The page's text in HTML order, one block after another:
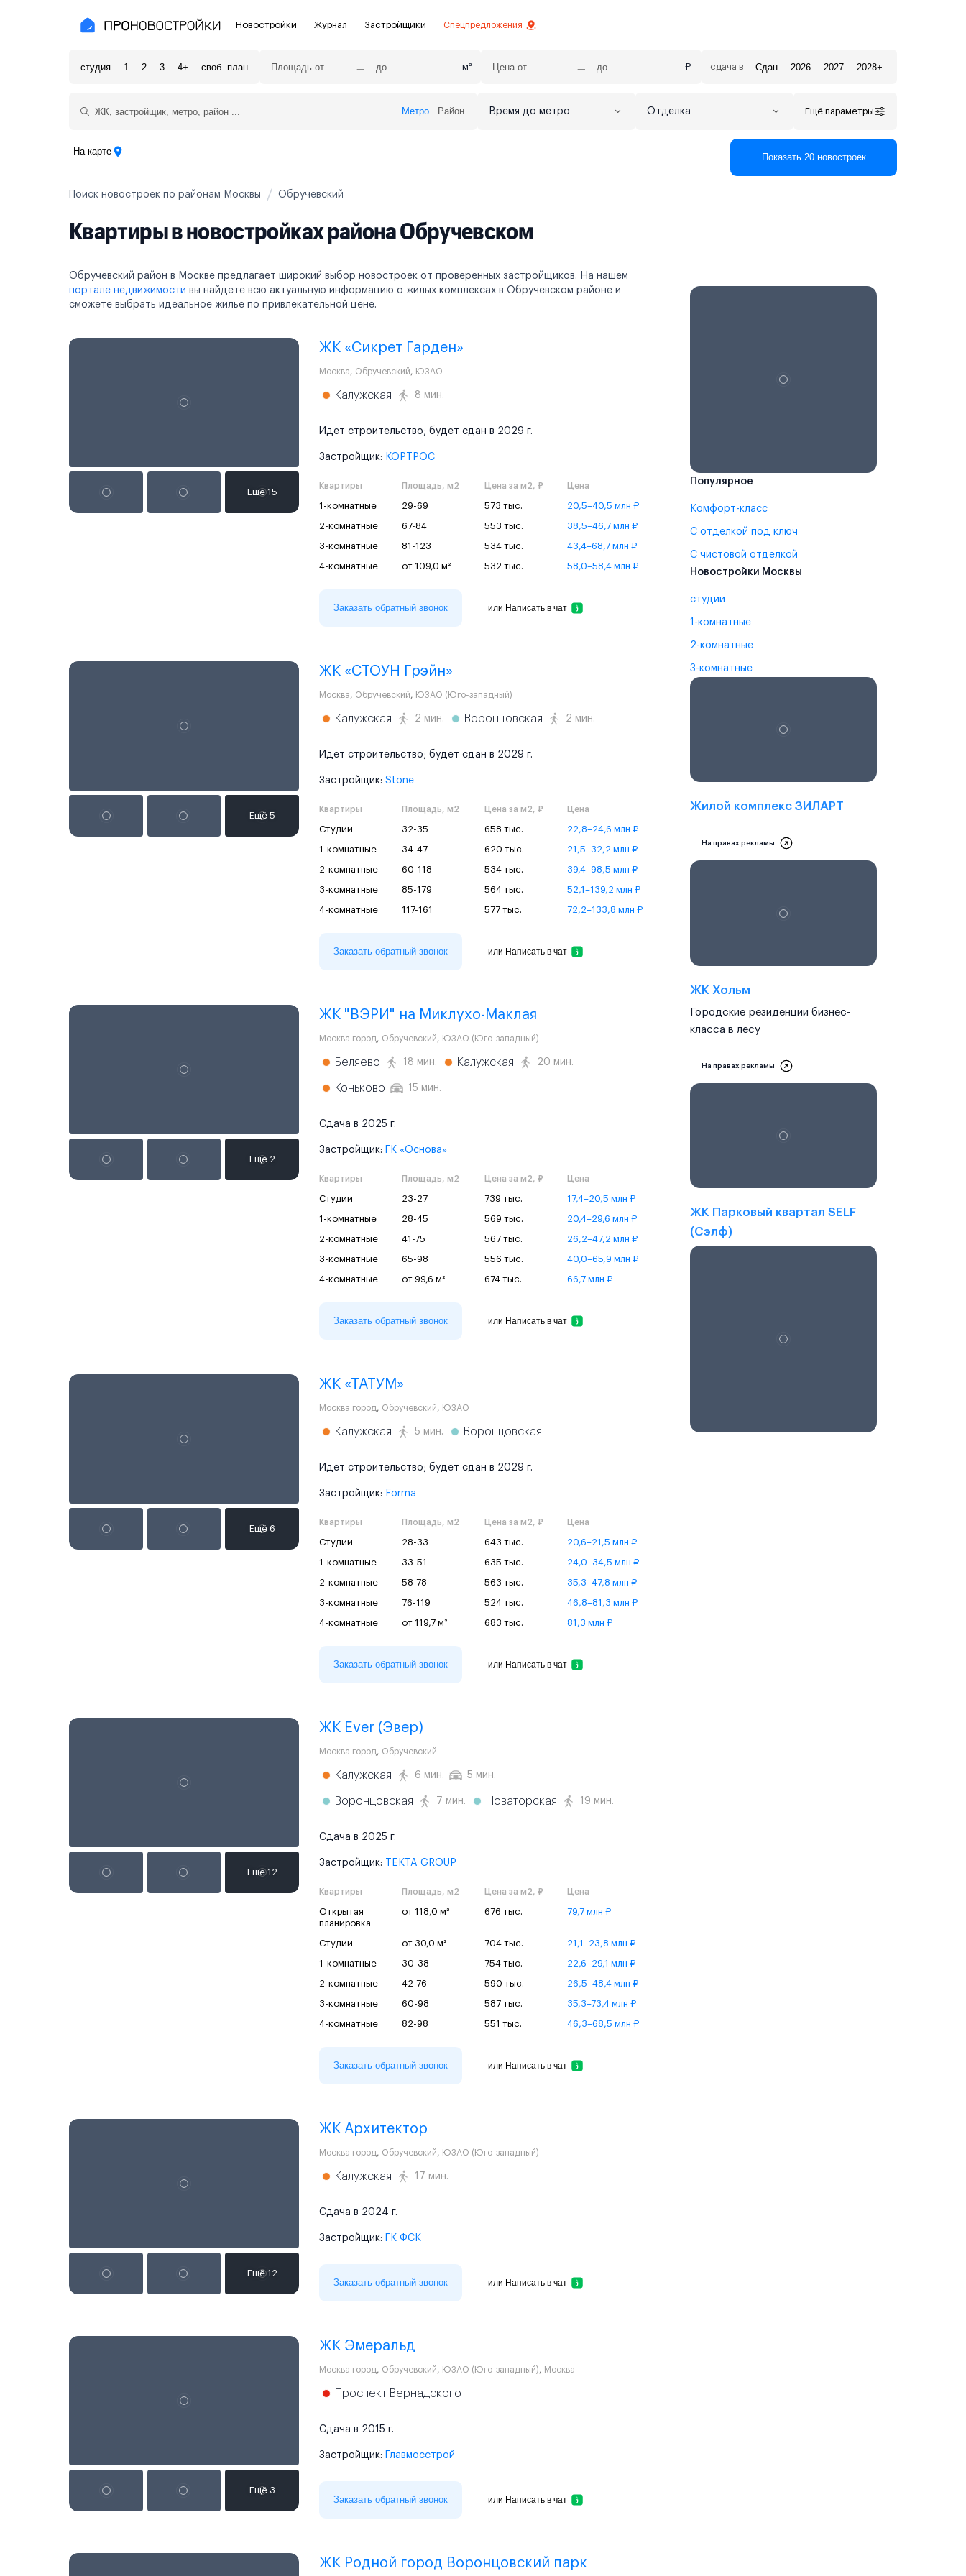
Новостройки
Новостройки в Москве
Рядом с метро Апартаменты
3-8 млн ₽ 8-14 млн ₽ от 14 млн ₽
Журнал Застройщики Спецпредложения
студия 1 2 3 4+ своб. план м² ₽ сдача в Сдан 2026 2027 2028+
Метро Район Время до метро Отделка Ещё параметры
На карте
Показать 20 новостроек
Поиск новостроек по районам Москвы Обручевский
Квартиры в новостройках района Обручевском
Обручевский район в Москве предлагает широкий выбор новостроек от проверенных застройщиков. На нашем
портале недвижимости вы найдете всю актуальную информацию о жилых комплексах в Обручевском районе и
сможете выбрать идеальное жилье по привлекательной цене.
ЖК «Сикрет Гарден»
Москва, Обручевский, ЮЗАО
Калужская 8 мин.
Идет строительство; будет сдан в 2029 г.
Застройщик: КОРТРОС
Квартиры Площадь, м2 Цена за м2, ₽ Цена
1-комнатные 29-69 573 тыс. 20,5–40,5 млн ₽
2-комнатные 67-84 553 тыс. 38,5–46,7 млн ₽
3-комнатные 81-123 534 тыс. 43,4–68,7 млн ₽
4-комнатные от 109,0 м² 532 тыс. 58,0–58,4 млн ₽
Заказать обратный звонок или Написать в чат
ЖК «СТОУН Грэйн»
Москва, Обручевский, ЮЗАО (Юго-западный)
Калужская 2 мин. Воронцовская 2 мин.
Идет строительство; будет сдан в 2029 г.
Застройщик: Stone
Квартиры Площадь, м2 Цена за м2, ₽ Цена
Студии 32-35 658 тыс. 22,8–24,6 млн ₽
1-комнатные 34-47 620 тыс. 21,5–32,2 млн ₽
2-комнатные 60-118 534 тыс. 39,4–98,5 млн ₽
3-комнатные 85-179 564 тыс. 52,1–139,2 млн ₽
4-комнатные 117-161 577 тыс. 72,2–133,8 млн ₽
Заказать обратный звонок или Написать в чат
ЖК "ВЭРИ" на Миклухо-Маклая
Москва город, Обручевский, ЮЗАО (Юго-западный)
Беляево 18 мин. Калужская 20 мин.
Коньково 15 мин.
Сдача в 2025 г.
Застройщик: ГК «Основа»
Квартиры Площадь, м2 Цена за м2, ₽ Цена
Студии 23-27 739 тыс. 17,4–20,5 млн ₽
1-комнатные 28-45 569 тыс. 20,4–29,6 млн ₽
2-комнатные 41-75 567 тыс. 26,2–47,2 млн ₽
3-комнатные 65-98 556 тыс. 40,0–65,9 млн ₽
4-комнатные от 99,6 м² 674 тыс. 66,7 млн ₽
Заказать обратный звонок или Написать в чат
ЖК «ТАТУМ»
Москва город, Обручевский, ЮЗАО
Калужская 5 мин. Воронцовская
Идет строительство; будет сдан в 2029 г.
Застройщик: Forma
Квартиры Площадь, м2 Цена за м2, ₽ Цена
Студии 28-33 643 тыс. 20,6–21,5 млн ₽
1-комнатные 33-51 635 тыс. 24,0–34,5 млн ₽
2-комнатные 58-78 563 тыс. 35,3–47,8 млн ₽
3-комнатные 76-119 524 тыс. 46,8–81,3 млн ₽
4-комнатные от 119,7 м² 683 тыс. 81,3 млн ₽
Заказать обратный звонок или Написать в чат
ЖК Ever (Эвер)
Москва город, Обручевский
Калужская 6 мин. 5 мин.
Воронцовская 7 мин. Новаторская 19 мин.
Сдача в 2025 г.
Застройщик: TEKTA GROUP
Квартиры Площадь, м2 Цена за м2, ₽ Цена
Открытая
планировка
от 118,0 м² 676 тыс. 79,7 млн ₽
Студии от 30,0 м² 704 тыс. 21,1–23,8 млн ₽
1-комнатные 30-38 754 тыс. 22,6–29,1 млн ₽
2-комнатные 42-76 590 тыс. 26,5–48,4 млн ₽
3-комнатные 60-98 587 тыс. 35,3–73,4 млн ₽
4-комнатные 82-98 551 тыс. 46,3–68,5 млн ₽
Заказать обратный звонок или Написать в чат
ЖК Архитектор
Москва город, Обручевский, ЮЗАО (Юго-западный)
Калужская 17 мин.
Сдача в 2024 г.
Застройщик: ГК ФСК
Заказать обратный звонок или Написать в чат
ЖК Эмеральд
Москва город, Обручевский, ЮЗАО (Юго-западный), Москва
Проспект Вернадского
Сдача в 2015 г.
Застройщик: Главмосстрой
Заказать обратный звонок или Написать в чат
ЖК Родной город Воронцовский парк
Популярное
Комфорт-класс
С отделкой под ключ
С чистовой отделкой
Новостройки Москвы
студии
1-комнатные
2-комнатные
3-комнатные
Жилой комплекс ЗИЛАРТ
На правах рекламы
ЖК Хольм
Городские резиденции бизнес-
класса в лесу
На правах рекламы
ЖК Парковый квартал SELF
(Сэлф)